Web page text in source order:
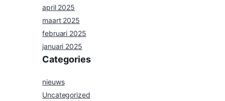
april 2025
maart 2025
februari 2025
januari 2025
Categories
nieuws
Uncategorized